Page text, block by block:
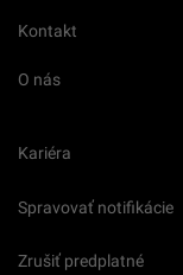
Kontakt
O nás
Kariéra
Spravovať notifikácie
Zrušiť predplatné